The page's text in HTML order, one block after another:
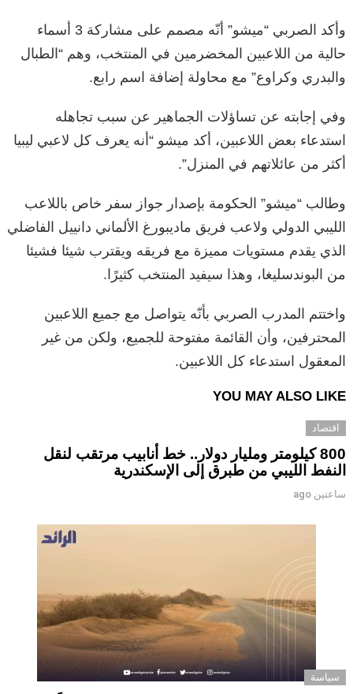
وأكد الصربي “ميشو” أنّه مصمم على مشاركة 3 أسماء
حالية من اللاعبين المخضرمين في المنتخب، وهم “الطبال
والبدري وكراوع” مع محاولة إضافة اسم رابع.
وفي إجابته عن تساؤلات الجماهير عن سبب تجاهله
استدعاء بعض اللاعبين، أكد ميشو “أنه يعرف كل لاعبي ليبيا
أكثر من عائلاتهم في المنزل”.
وطالب “ميشو” الحكومة بإصدار جواز سفر خاص باللاعب
الليبي الدولي ولاعب فريق ماديبورغ الألماني دانييل الفاضلي
الذي يقدم مستويات مميزة مع فريقه ويقترب شيئا فشيئا
من البوندسليغا، وهذا سيفيد المنتخب كثيرًا.
واختتم المدرب الصربي بأنّه يتواصل مع جميع اللاعبين
المحترفين، وأن القائمة مفتوحة للجميع، ولكن من غير
المعقول استدعاء كل اللاعبين.
YOU MAY ALSO LIKE
اقتصاد
800 كيلومتر ومليار دولار.. خط أنابيب مرتقب لنقل
النفط الليبي من طبرق إلى الإسكندرية
ساعتين ago
سياسة